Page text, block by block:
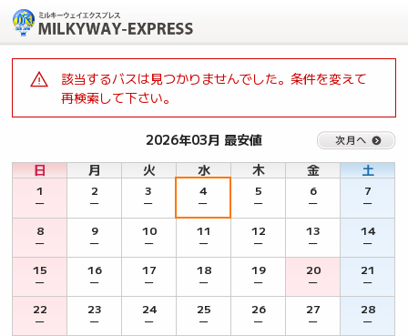
該当するバスは見つかりませんでした。条件を変えて
再検索して下さい。
2026年03月 最安値
日
月 火 水 木 金 土
1
－
2
－
3
－
4
－
5
－
6
－
7
－
8
－
9
－
10
－
11
－
12
－
13
－
14
－
15
－
16
－
17
－
18
－
19
－
20
－
21
－
22
－
23
－
24
－
25
－
26
－
27
－
28
－